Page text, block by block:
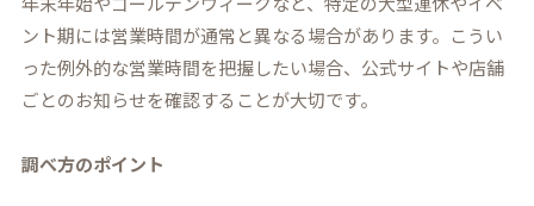
ント期には営業時間が通常と異なる場合があります。こうい
った例外的な営業時間を把握したい場合、公式サイトや店舗
ごとのお知らせを確認することが大切です。
調べ方のポイント